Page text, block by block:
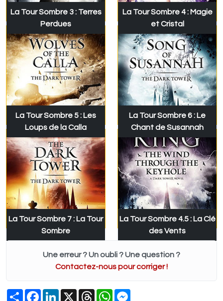
La Tour Sombre 3 : Terres
Perdues
La Tour Sombre 4 : Magie
et Cristal
La Tour Sombre 5 : Les
Loups de la Calla
La Tour Sombre 6 : Le
Chant de Susannah
La Tour Sombre 7 : La Tour
Sombre
La Tour Sombre 4.5 : La Clé
des Vents
Une erreur ? Un oubli ? Une question ?
Contactez-nous pour corriger !
PartagerFacebook
LinkedIn
X ThreadsWhatsApp